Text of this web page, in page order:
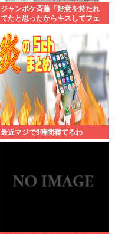
ジャンポケ斉藤「好意を持たれ
てたと思ったからキスしてフェ
は？
最近マジで9時間寝てるわ